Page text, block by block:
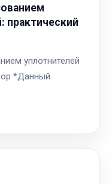
практический
уплотнителей
*Данный